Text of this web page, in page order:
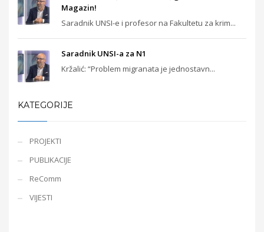
Magazin!
Saradnik UNSI-e i profesor na Fakultetu za krim...
Saradnik UNSI-a za N1
Kržalić: “Problem migranata je jednostavn...
KATEGORIJE
PROJEKTI
PUBLIKACIJE
ReComm
VIJESTI